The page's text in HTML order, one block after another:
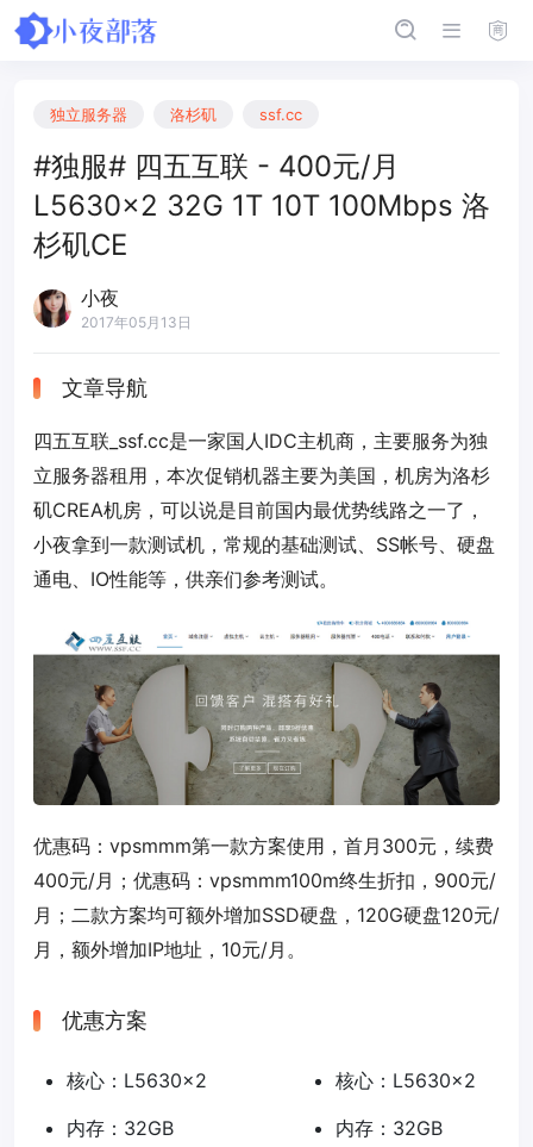
独立服务器 洛杉矶 ssf.cc
#独服# 四五互联 - 400元/月
L5630x2 32G 1T 10T 100Mbps 洛
杉矶CE
小夜
2017年05月13日
文章导航
四五互联_ssf.cc是一家国人IDC主机商，主要服务为独
立服务器租用，本次促销机器主要为美国，机房为洛杉
矶CREA机房，可以说是目前国内最优势线路之一了，
小夜拿到一款测试机，常规的基础测试、SS帐号、硬盘
通电、IO性能等，供亲们参考测试。
优惠码： vpsmmm第一款方案使用，首月300元，续费
400元/月；优惠码： vpsmmm100m终生折扣，900元/
月；二款方案均可额外增加SSD硬盘，120G硬盘120元/
月，额外增加IP地址，10元/月。
优惠方案
核心：L5630x2
内存：32GB
核心：L5630x2
内存：32GB